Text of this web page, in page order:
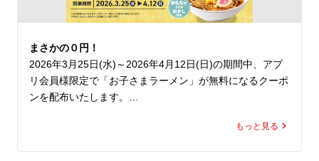
しかも！魁力屋の定食は、ご飯の増量が無料！※焼きめし
は除きます。
さらに！
この期間中は「お好きなトッピング100円割引券」もプレ
ゼント！
魁力屋のＧＷはお得が盛りだくさん！
ス。
まさかの０円！
2026年3月25日(水)～2026年4月12日(日)の期間中、アプ
リ会員様限定で「お子さまラーメン」が無料になるクーポ
ンを配布いたします。
ママ・パパも、お子さまも、1年間お疲れさまでした。
もっと見る